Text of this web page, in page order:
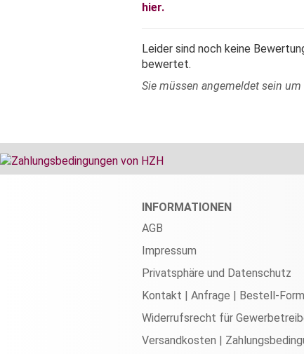
hier.
Leider sind noch keine
bewertet.
Sie müssen angemeldet sein
INFORMATIONEN
AGB
Impressum
Privatsphäre und Datenschutz
Kontakt | Anfrage | Bestell-
Widerrufsrecht für
Versandkosten |